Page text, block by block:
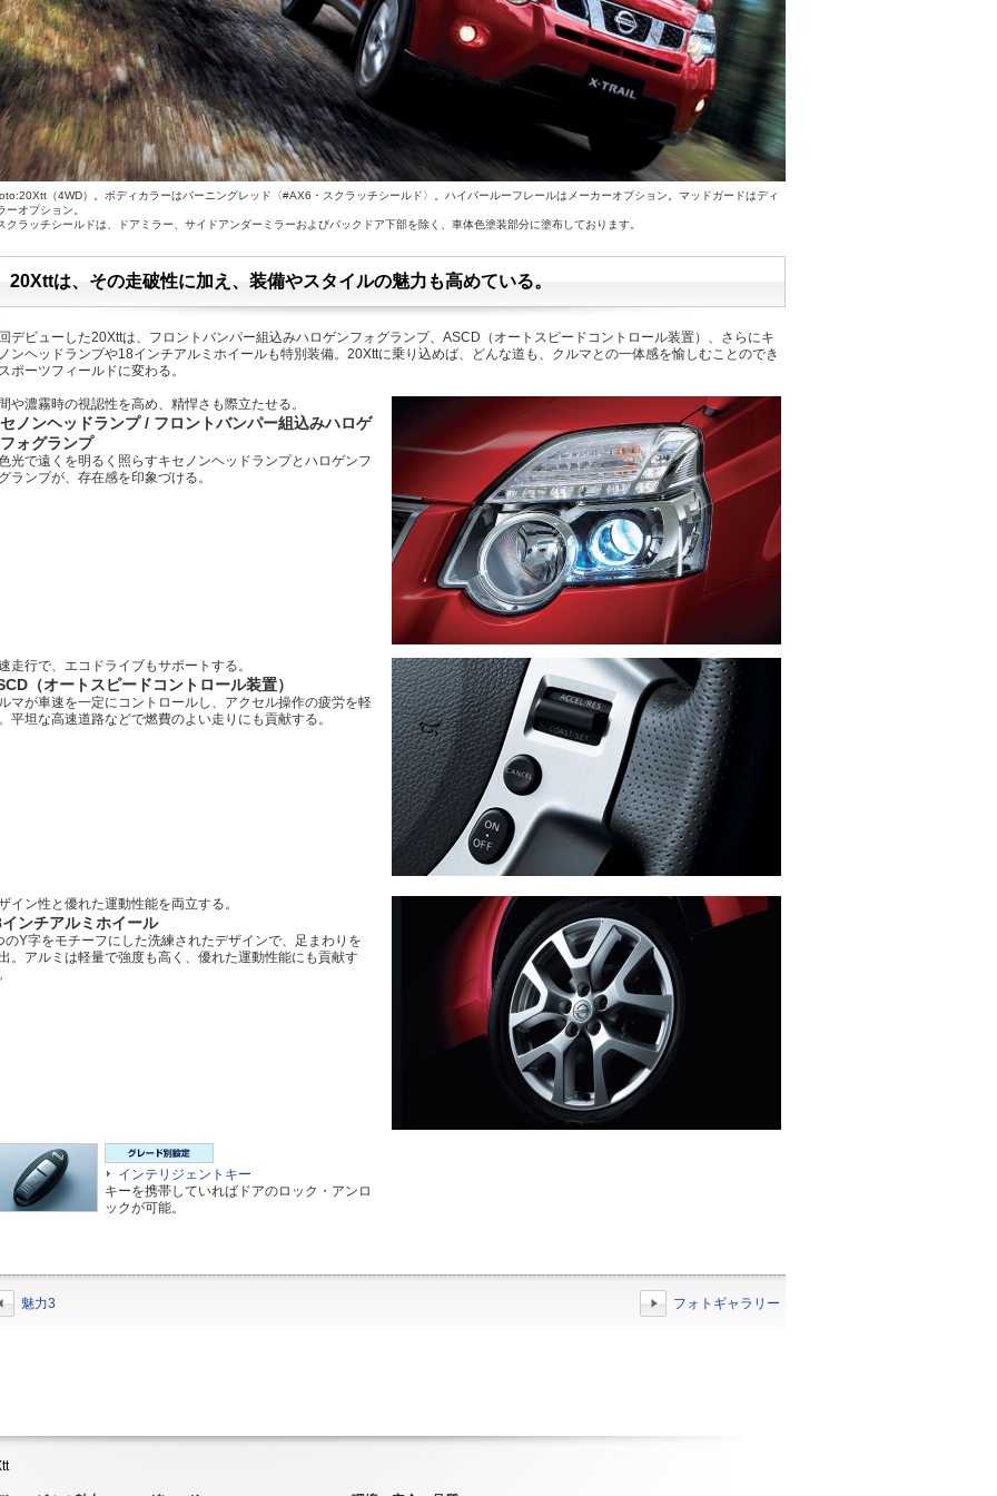
（4WD）。ボディカラーはバーニングレッド〈#AX6・スクラッチシールド〉。ハイパールーフレールはメーカーオプション。マッドガードはディ
ーオプション。
クラッチシールドは、ドアミラー、サイドアンダーミラーおよびバックドア下部を除く、車体色塗装部分に塗布しております。
20Xttは、その走破性に加え、装備やスタイルの魅力も高めている。
デビューした20Xttは、フロントバンパー組込みハロゲンフォグランプ、ASCD（オートスピードコントロール装置）、さらにキ
ンヘッドランプや18インチアルミホイールも特別装備。20Xttに乗り込めば、どんな道も、クルマとの一体感を愉しむことのでき
ポーツフィールドに変わる。
や濃霧時の視認性を高め、精悍さも際立たせる。
ノンヘッドランプ / フロントバンパー組込みハロゲ
ォグランプ
光で遠くを明るく照らすキセノンヘッドランプとハロゲンフ
ランプが、存在感を印象づける。
走行で、エコドライブもサポートする。
（オートスピードコントロール装置）
マが車速を一定にコントロールし、アクセル操作の疲労を軽
平坦な高速道路などで燃費のよい走りにも貢献する。
イン性と優れた運動性能を両立する。
ンチアルミホイール
のY字をモチーフにした洗練されたデザインで、足まわりを
。アルミは軽量で強度も高く、優れた運動性能にも貢献す
インテリジェントキー
キーを携帯していればドアのロック・アンロ
ックが可能。
魅力3 フォトギャラリー